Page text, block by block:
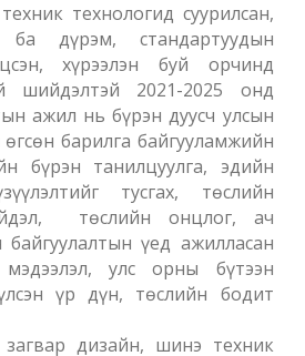
технологид суурилсан,
дүрэм, стандартуудын
хүрээлэн буй орчинд
шийдэлтэй 2021-2025 онд
ажил нь бүрэн дуусч улсын
өгсөн барилга байгууламжийн
бүрэн танилцуулга, эдийн
тусгах, төслийн
төслийн онцлог, ач
байгуулалтын үед ажилласан
улс орны бүтээн
үр дүн, төслийн бодит
дизайн, шинэ техник